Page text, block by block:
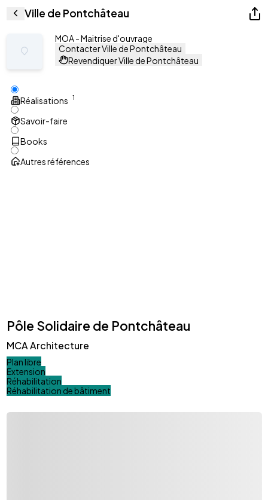
Ville de Pontchâteau
MOA - Maitrise d'ouvrage
Contacter Ville de Pontchâteau
Revendiquer Ville de Pontchâteau
Réalisations 1
Savoir-faire
Books
Autres références
Pôle Solidaire de Pontchâteau
MCA Architecture
Plan libre
Extension
Réhabilitation
Réhabilitation de bâtiment